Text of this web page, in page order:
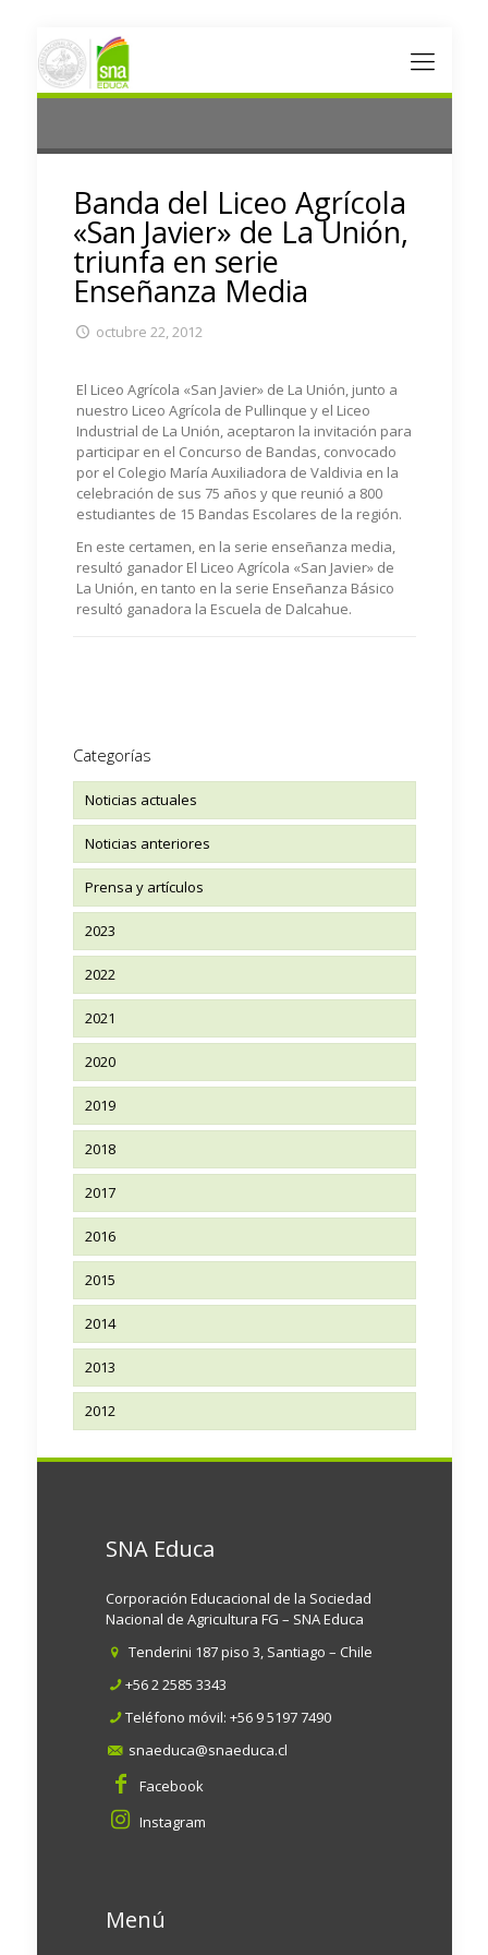
Banda del Liceo Agrícola
«San Javier» de La Unión,
triunfa en serie
Enseñanza Media
octubre 22, 2012
El Liceo Agrícola «San Javier» de La Unión, junto a
nuestro Liceo Agrícola de Pullinque y el Liceo
Industrial de La Unión, aceptaron la invitación para
participar en el Concurso de Bandas, convocado
por el Colegio María Auxiliadora de Valdivia en la
celebración de sus 75 años y que reunió a 800
estudiantes de 15 Bandas Escolares de la región.
En este certamen, en la serie enseñanza media,
resultó ganador El Liceo Agrícola «San Javier» de
La Unión, en tanto en la serie Enseñanza Básico
resultó ganadora la Escuela de Dalcahue.
Categorías
Noticias actuales
Noticias anteriores
Prensa y artículos
2023
2022
2021
2020
2019
2018
2017
2016
2015
2014
2013
2012
SNA Educa
Corporación Educacional de la Sociedad
Nacional de Agricultura FG – SNA Educa
Tenderini 187 piso 3, Santiago – Chile
+56 2 2585 3343
Teléfono móvil: +56 9 5197 7490
snaeduca@snaeduca.cl
Facebook
Instagram
Menú